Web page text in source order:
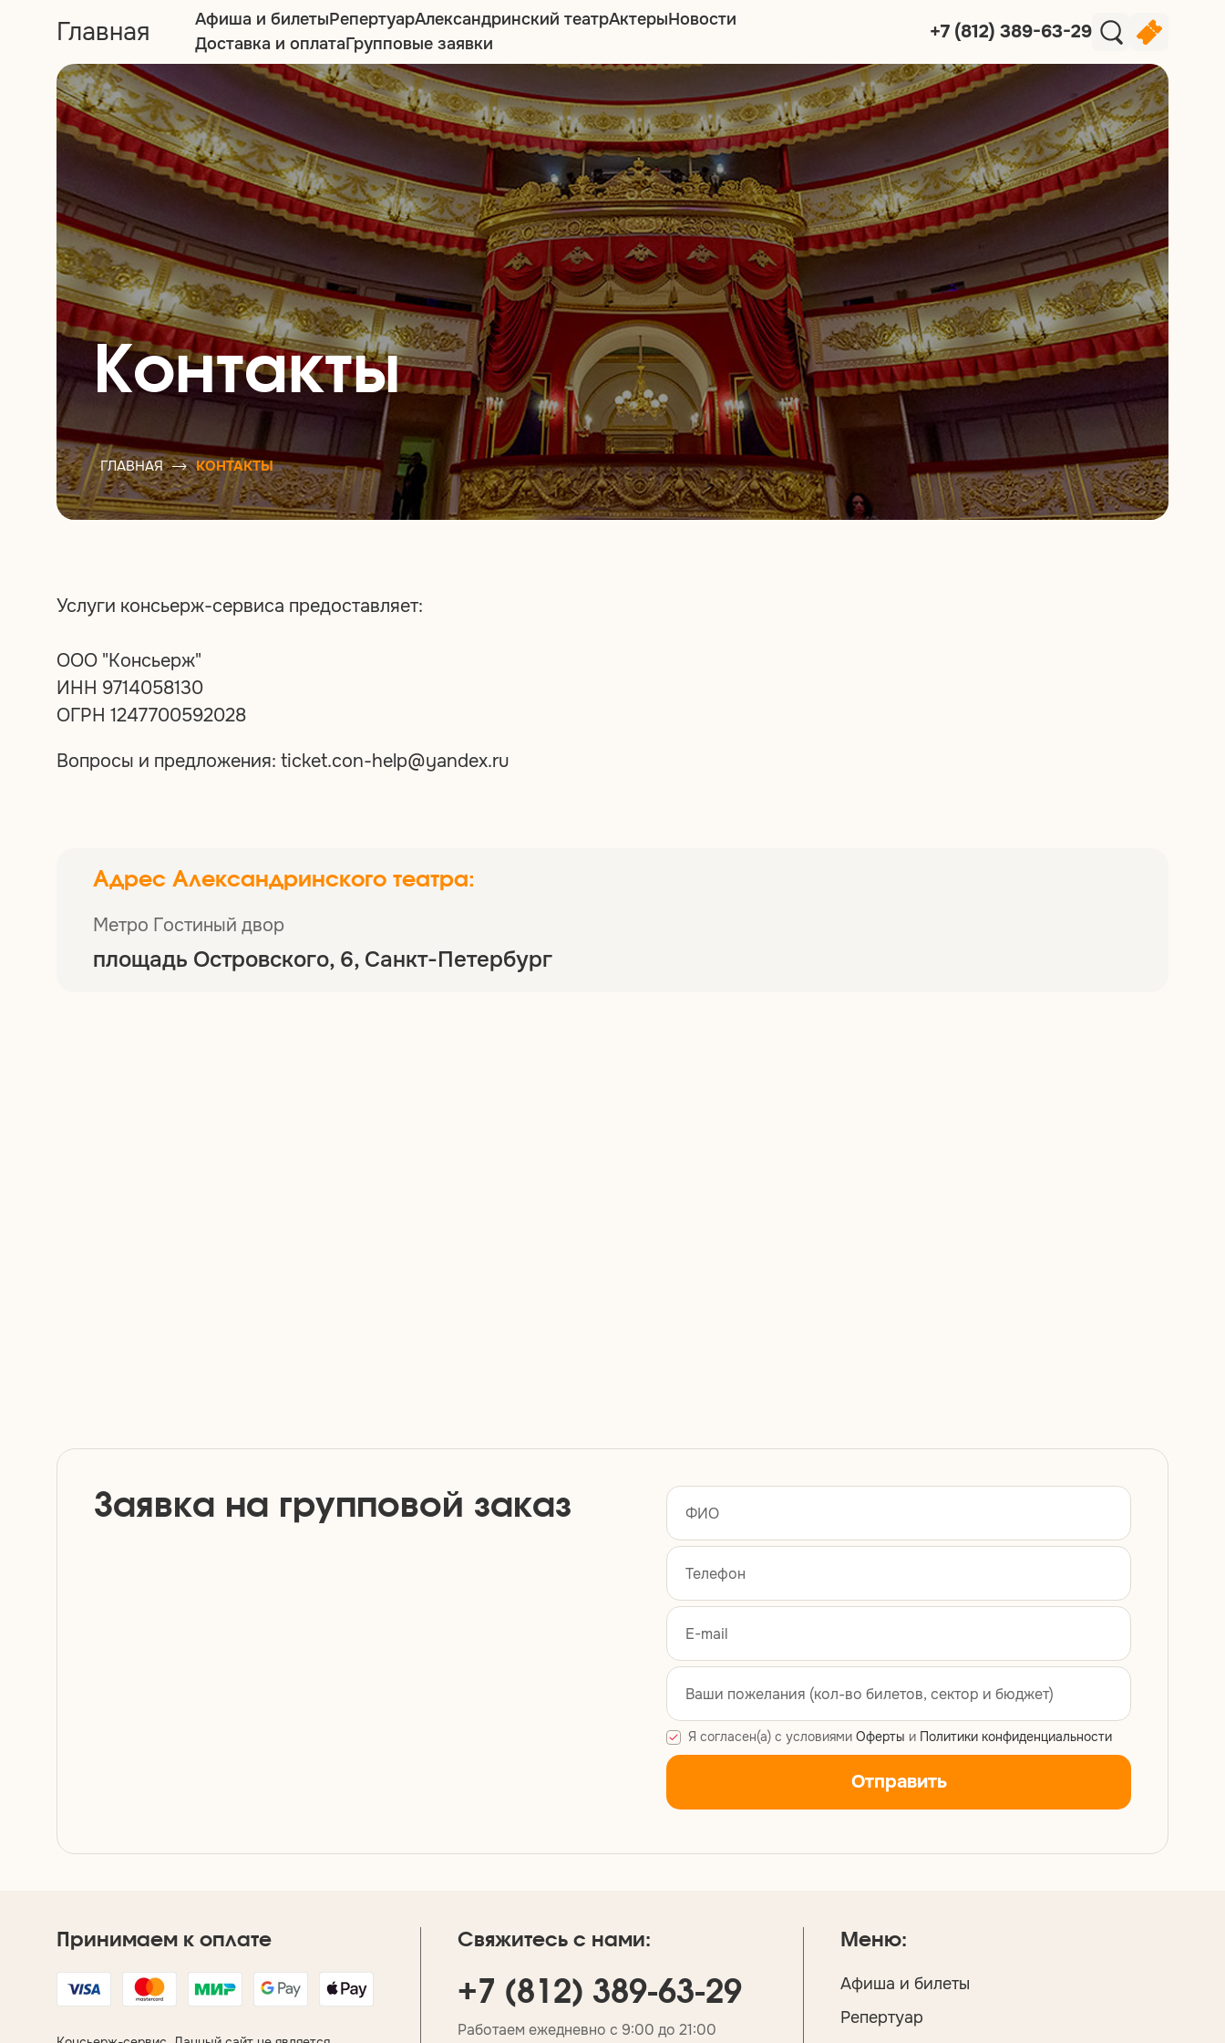
Главная Афиша и билетыРепертуарАлександринский театрАктерыНовости
Доставка и оплатаГрупповые заявки
+7 (812) 389-63-29
Контакты
ГЛАВНАЯ КОНТАКТЫ
Услуги консьерж-сервиса предоставляет:
ООО "Консьерж"
ИНН 9714058130
ОГРН 1247700592028
Вопросы и предложения: ticket.con-help@yandex.ru
Адрес Александринского театра:
Метро Гостиный двор
площадь Островского, 6, Санкт-Петербург
Заявка на групповой заказ
Я согласен(а) с условиями Оферты и Политики конфиденциальности
Отправить
Принимаем к оплате Свяжитесь с нами:
+7 (812) 389-63-29
Работаем ежедневно с 9:00 до 21:00
Меню:
Афиша и билеты
Репертуар